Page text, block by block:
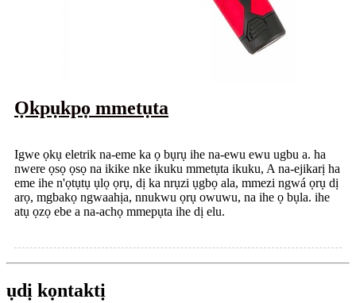
Ọkpụkpọ mmetụta
Igwe ọkụ eletrik na-eme ka ọ bụrụ ihe na-ewu ewu ugbu a. ha
nwere ọsọ ọsọ na ikike nke ikuku mmetụta ikuku, A na-ejikarị ha
eme ihe n'ọtụtụ ụlọ ọrụ, dị ka nrụzi ụgbọ ala, mmezi ngwá ọrụ dị
arọ, mgbakọ ngwaahịa, nnukwu ọrụ owuwu, na ihe ọ bụla. ihe
atụ ọzọ ebe a na-achọ mmepụta ihe dị elu.
ụdị kọntaktị